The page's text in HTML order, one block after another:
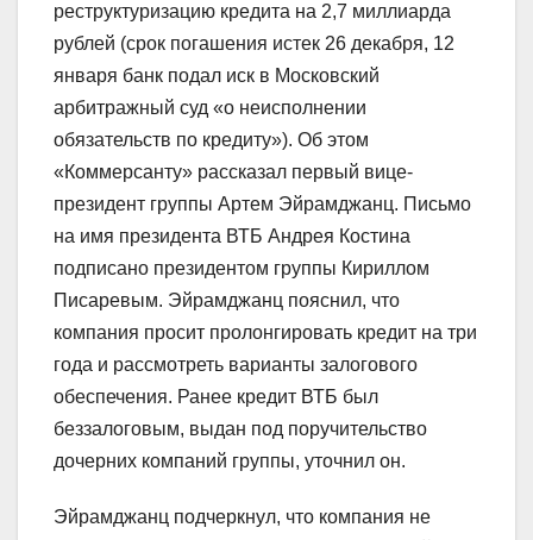
реструктуризацию кредита на 2,7 миллиарда
рублей (срок погашения истек 26 декабря, 12
января банк подал иск в Московский
арбитражный суд «о неисполнении
обязательств по кредиту»). Об этом
«Коммерсанту» рассказал первый вице-
президент группы Артем Эйрамджанц. Письмо
на имя президента ВТБ Андрея Костина
подписано президентом группы Кириллом
Писаревым. Эйрамджанц пояснил, что
компания просит пролонгировать кредит на три
года и рассмотреть варианты залогового
обеспечения. Ранее кредит ВТБ был
беззалоговым, выдан под поручительство
дочерних компаний группы, уточнил он.
Эйрамджанц подчеркнул, что компания не